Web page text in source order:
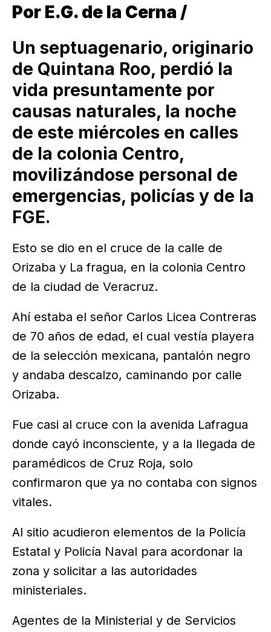
Por E.G. de la Cerna /
Un septuagenario, originario
de Quintana Roo, perdió la
vida presuntamente por
causas naturales, la noche
de este miércoles en calles
de la colonia Centro,
movilizándose personal de
emergencias, policías y de la
FGE.
Esto se dio en el cruce de la calle de
Orizaba y La fragua, en la colonia Centro
de la ciudad de Veracruz.
Ahí estaba el señor Carlos Licea Contreras
de 70 años de edad, el cual vestía playera
de la selección mexicana, pantalón negro
y andaba descalzo, caminando por calle
Orizaba.
Fue casi al cruce con la avenida Lafragua
donde cayó inconsciente, y a la llegada de
paramédicos de Cruz Roja, solo
confirmaron que ya no contaba con signos
vitales.
Al sitio acudieron elementos de la Policía
Estatal y Policía Naval para acordonar la
zona y solicitar a las autoridades
ministeriales.
Agentes de la Ministerial y de Servicios